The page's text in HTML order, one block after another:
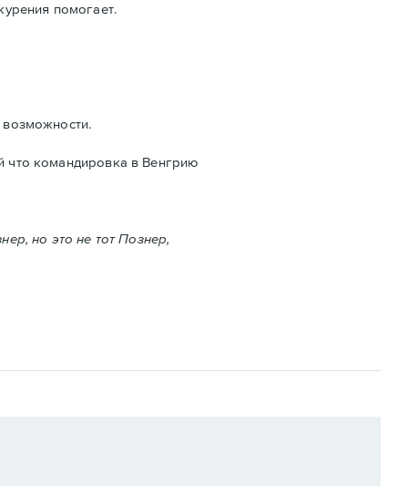
помогает.
возможности.
что командировка в Венгрию
но это не тот Познер,